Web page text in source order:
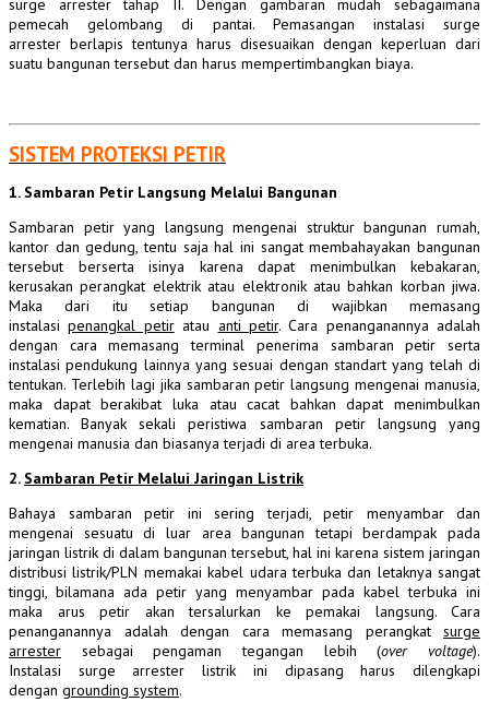
surge arrester tahap II. Dengan gambaran mudah sebagaimana
pemecah gelombang di pantai. Pemasangan instalasi surge
arrester berlapis tentunya harus disesuaikan dengan keperluan dari
suatu bangunan tersebut dan harus mempertimbangkan biaya.
SISTEM PROTEKSI PETIR
1. Sambaran Petir Langsung Melalui Bangunan
Sambaran petir yang langsung mengenai struktur bangunan rumah,
kantor dan gedung, tentu saja hal ini sangat membahayakan bangunan
tersebut berserta isinya karena dapat menimbulkan kebakaran,
kerusakan perangkat elektrik atau elektronik atau bahkan korban jiwa.
Maka dari itu setiap bangunan di wajibkan memasang
instalasipenangkal petiratau anti petir. Cara penanganannya adalah
dengan cara memasang terminal penerima sambaran petir serta
instalasi pendukung lainnya yang sesuai dengan standart yang telah di
tentukan. Terlebih lagi jika sambaran petir langsung mengenai manusia,
maka dapat berakibat luka atau cacat bahkan dapat menimbulkan
kematian. Banyak sekali peristiwa sambaran petir langsung yang
mengenai manusia dan biasanya terjadi di area terbuka.
2. Sambaran Petir Melalui Jaringan Listrik
Bahaya sambaran petir ini sering terjadi, petir menyambar dan
mengenai sesuatu di luar area bangunan tetapi berdampak pada
jaringan listrik di dalam bangunan tersebut, hal ini karena sistem jaringan
distribusi listrik/PLN memakai kabel udara terbuka dan letaknya sangat
tinggi, bilamana ada petir yang menyambar pada kabel terbuka ini
maka arus petir akan tersalurkan ke pemakai langsung. Cara
penanganannya adalah dengan cara memasang perangkat surge
arrester sebagai pengaman tegangan lebih (overvoltage).
Instalasi surge arrester listrik ini dipasang harus dilengkapi
dengan grounding system.